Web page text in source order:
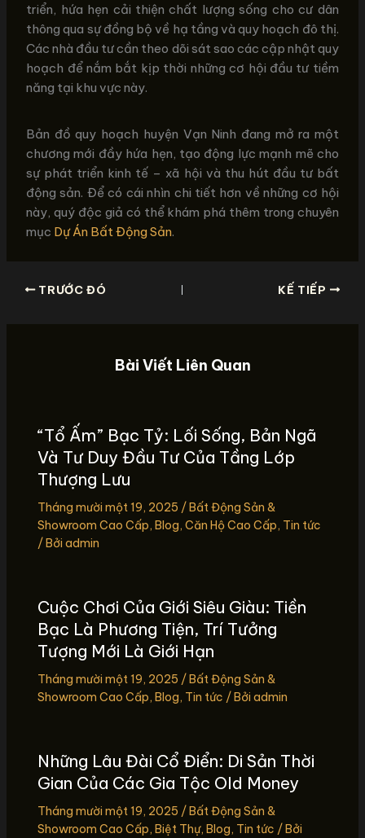
triển, hứa hẹn cải thiện chất lượng sống cho cư dân
thông qua sự đồng bộ về hạ tầng và quy hoạch đô thị.
Các nhà đầu tư cần theo dõi sát sao các cập nhật quy
hoạch để nắm bắt kịp thời những cơ hội đầu tư tiềm
năng tại khu vực này.
Bản đồ quy hoạch huyện Vạn Ninh đang mở ra một
chương mới đầy hứa hẹn, tạo động lực mạnh mẽ cho
sự phát triển kinh tế – xã hội và thu hút đầu tư bất
động sản. Để có cái nhìn chi tiết hơn về những cơ hội
này, quý độc giả có thể khám phá thêm trong chuyên
mục Dự Án Bất Động Sản.
TRƯỚC ĐÓ KẾ TIẾP
Bài Viết Liên Quan
“Tổ Ấm” Bạc Tỷ: Lối Sống, Bản Ngã
Và Tư Duy Đầu Tư Của Tầng Lớp
Thượng Lưu
Tháng mười một 19, 2025 /Bất Động Sản &
Showroom Cao Cấp, Blog, Căn Hộ Cao Cấp, Tin tức
/ Bởi admin
Cuộc Chơi Của Giới Siêu Giàu: Tiền
Bạc Là Phương Tiện, Trí Tưởng
Tượng Mới Là Giới Hạn
Tháng mười một 19, 2025 /Bất Động Sản &
Showroom Cao Cấp, Blog, Tin tức / Bởi admin
Những Lâu Đài Cổ Điển: Di Sản Thời
Gian Của Các Gia Tộc Old Money
Tháng mười một 19, 2025 /Bất Động Sản &
Showroom Cao Cấp, Biệt Thự, Blog, Tin tức / Bởi